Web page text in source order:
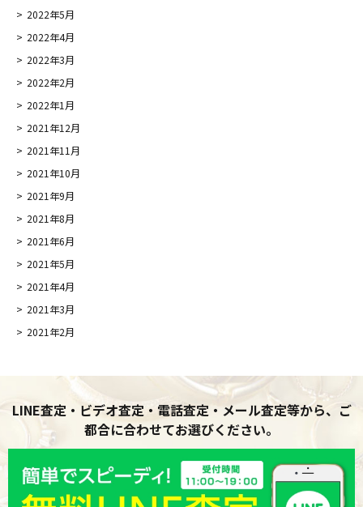
2022年5月
2022年4月
2022年3月
2022年2月
2022年1月
2021年12月
2021年11月
2021年10月
2021年9月
2021年8月
2021年6月
2021年5月
2021年4月
2021年3月
2021年2月
LINE査定・ビデオ査定・電話査定・メール査定等から、ご
都合に合わせてお選びください。